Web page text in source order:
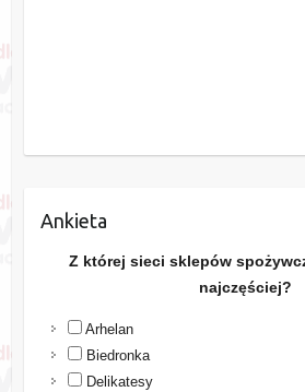
Ankieta
Z której sieci sklepów
najczęściej?
Arhelan
Biedronka
Delikatesy